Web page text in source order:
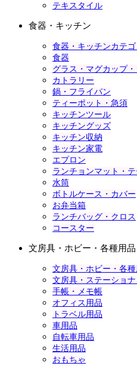
テキスタイル
食器・キッチン
食器・キッチンカテ
食器
グラス・マグカップ
カトラリー
鍋・フライパン
ティーポット・急須
キッチンツール
キッチングッズ
キッチン収納
キッチン家電
エプロン
ランチョンマット・
水筒
ボトルケース・カバー
お弁当箱
ランチバッグ・クロス
コースター
文房具・ホビー・各種用品
文房具・ホビー・各
文房具・ステーショナ
手帳・メモ帳
オフィス用品
トラベル用品
車用品
自転車用品
生活用品
おもちゃ